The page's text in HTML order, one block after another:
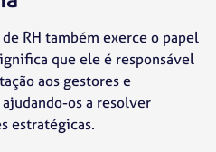
RH também exerce o papel
que ele é responsável
aos gestores e
os a resolver
estratégicas.